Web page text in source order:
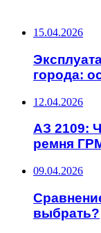
15.04.2026
города:
12.04.2026
АЗ 2109:
ремня
09.04.2026
выбрать?